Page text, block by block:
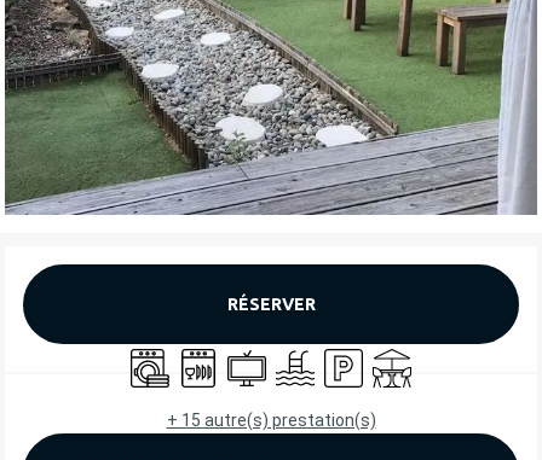
OUVERTURE ET COORDONNÉES
RÉSERVER
Lave lingeLave vaisselle
Télévision
PiscineParkingTerrasse
+ 15 autre(s) prestation(s)